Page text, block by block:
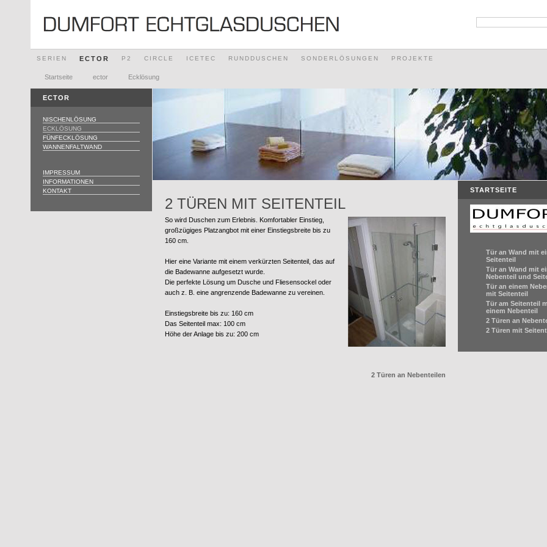
SERIEN ECTOR P2 CIRCLE ICETEC RUNDDUSCHEN SONDERLÖSUNGEN PROJEKTE
Startseite ector Ecklösung
ECTOR
NISCHENLÖSUNG
ECKLÖSUNG
FÜNFECKLÖSUNG
WANNENFALTWAND
IMPRESSUM
INFORMATIONEN
KONTAKT
2 TÜREN MIT SEITENTEIL
So wird Duschen zum Erlebnis. Komfortabler Einstieg,
großzügiges Platzangbot mit einer Einstiegsbreite bis zu
160 cm.
Hier eine Variante mit einem verkürzten Seitenteil, das auf
die Badewanne aufgesetzt wurde.
Die perfekte Lösung um Dusche und Fliesensockel oder
auch z. B. eine angrenzende Badewanne zu vereinen.
Einstiegsbreite bis zu: 160 cm
Das Seitenteil max: 100 cm
Höhe der Anlage bis zu: 200 cm
2 Türen an Nebenteilen
STARTSEITE
Tür an Wand mit
Seitenteil
Tür an Wand mit
Nebenteil und
Tür an einem
mit Seitenteil
Tür am Seitenteil
einem Nebenteil
2 Türen an
2 Türen mit